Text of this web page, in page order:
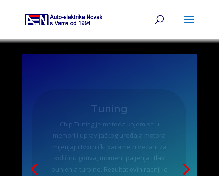
Optika
PODEŠAVANJE OVJESA Kod provjere
geometrije kotača provjeravaju se tri
vrijednosti (usmjerenost – nagib – zatur)
koje moraju biti međusobno usklađene